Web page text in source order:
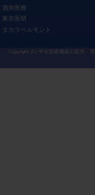
酒井医療
東京医研
タカラベルモント
Copyright (C) 中古医療機器の販売・